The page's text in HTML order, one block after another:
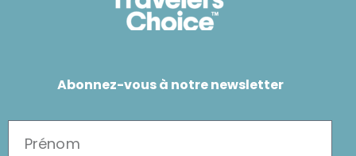
Abonnez-vous à notre newsletter